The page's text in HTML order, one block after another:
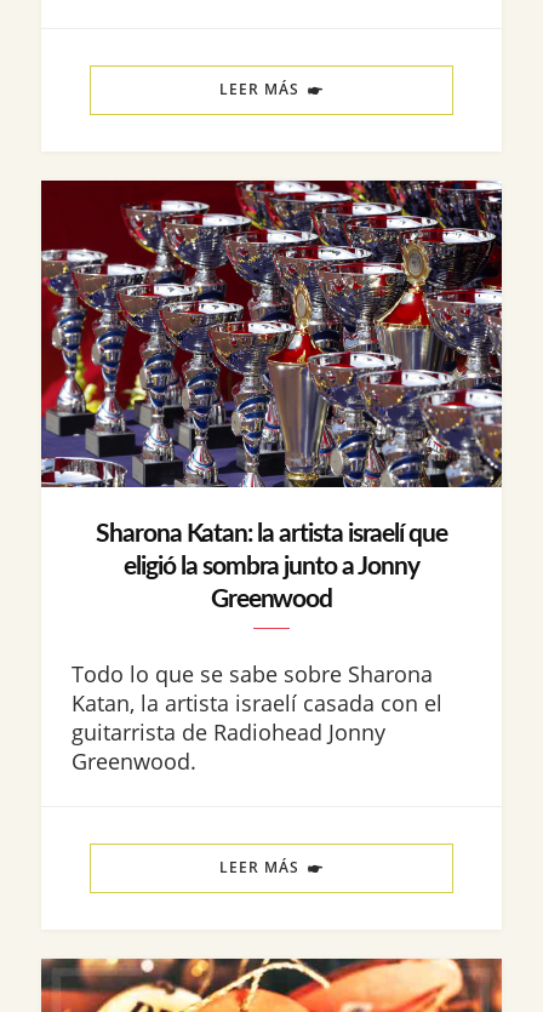
LEER MÁS
Sharona Katan: la artista israelí que
eligió la sombra junto a Jonny
Greenwood
Todo lo que se sabe sobre Sharona
Katan, la artista israelí casada con el
guitarrista de Radiohead Jonny
Greenwood.
LEER MÁS